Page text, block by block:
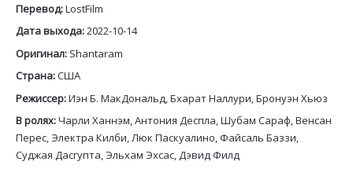
Перевод:LostFilm
Дата выхода:2022-10-14
Оригинал: Shantaram
Страна:США
Режиссер:Иэн Б. МакДональд, Бхарат Наллури, Бронуэн Хьюз
В ролях:Чарли Ханнэм, Антония Деспла, Шубам Сараф, Венсан
Перес, Электра Килби, Люк Паскуалино, Файсаль Баззи,
Суджая Дасгупта, Эльхам Эхсас, Дэвид Филд